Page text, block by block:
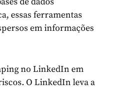
essas ferramentas
em informações
no LinkedIn em
O LinkedIn leva a